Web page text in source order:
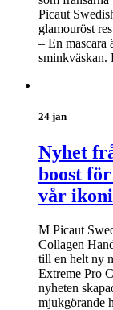
Picaut
glamouröst
– En mascara
sminkväskan.
24 jan
Nyhet
boost
vår
M Picaut
Collagen
till en helt ny
Extreme Pro
nyheten
mjukgörande